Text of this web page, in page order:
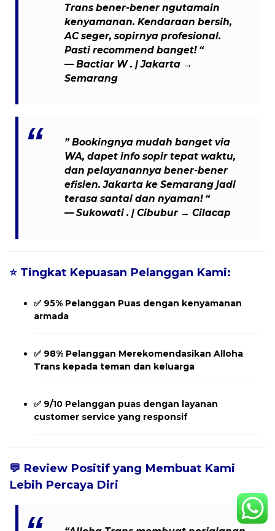
Trans bener-bener ngutamain
kenyamanan. Kendaraan bersih,
AC seger, sopirnya profesional.
Pasti recommend banget! “
— Bactiar W . | Jakarta →
Semarang
” Bookingnya mudah banget via
WA, dapet info sopir tepat waktu,
dan pelayanannya bener-bener
efisien. Jakarta ke Semarang jadi
terasa santai dan nyaman! “
— Sukowati . | Cibubur → Cilacap
⭐ Tingkat Kepuasan Pelanggan Kami:
✅ 95% Pelanggan Puas dengan kenyamanan
armada
✅ 98% Pelanggan Merekomendasikan Alloha
Trans kepada teman dan keluarga
✅ 9/10 Pelanggan puas dengan layanan
customer service yang responsif
💬 Review Positif yang Membuat Kami
Lebih Percaya Diri